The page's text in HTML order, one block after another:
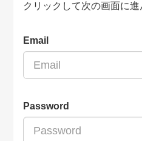
クリックして次の画面に進
Email
Password